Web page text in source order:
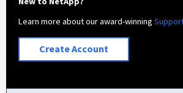
Learn more about our award-winning
Create Account